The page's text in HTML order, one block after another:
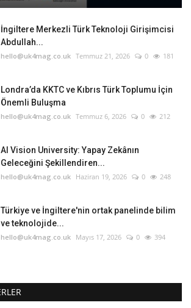
İngiltere Merkezli Türk Teknoloji Girişimcisi
Abdullah...
hello@uk4mag.co.uk Temmuz 21, 2026 0 181
Londra’da KKTC ve Kıbrıs Türk Toplumu İçin
Önemli Buluşma
hello@uk4mag.co.uk Temmuz 6, 2026 0 212
AI Vision University: Yapay Zekânın
Geleceğini Şekillendiren...
hello@uk4mag.co.uk Haziran 19, 2026 0 248
Türkiye ve İngiltere'nin ortak panelinde bilim
ve teknolojide...
hello@uk4mag.co.uk Mayıs 17, 2026 0 394